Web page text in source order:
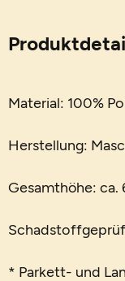
Material: 100%
Herstellung:
Gesamthöhe: ca.
* Parkett- und